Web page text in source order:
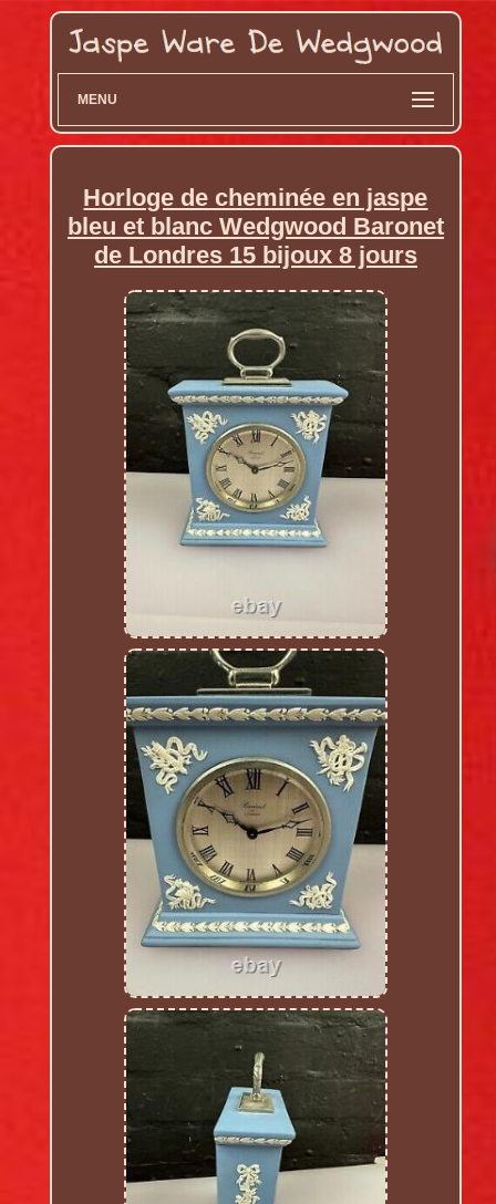
MENU
Horloge de cheminée en jaspe
bleu et blanc Wedgwood Baronet
de Londres 15 bijoux 8 jours